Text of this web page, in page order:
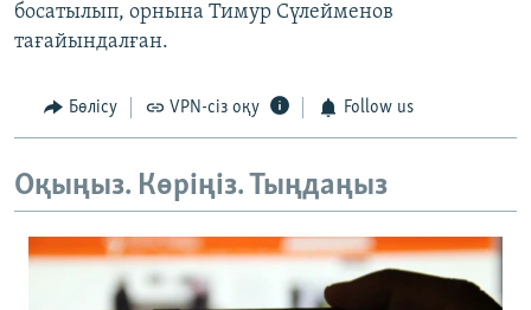
босатылып, орнына Тимур Сүлейменов
тағайындалған.
Бөлісу VPN-сіз оқу Follow us
Оқыңыз. Көріңіз. Тыңдаңыз